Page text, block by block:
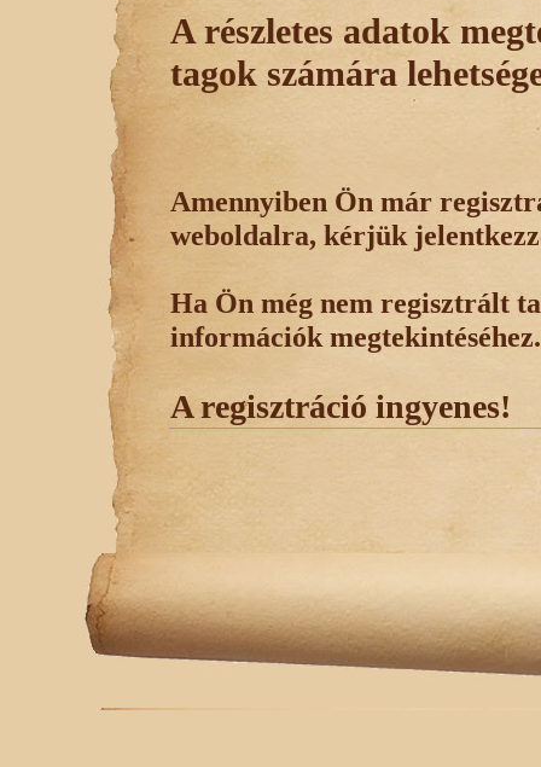
A részletes adatok
tagok számára
Amennyiben Ön már
weboldalra, kérjük
Ha Ön még nem regisztrált
információk megtekintéséhez.
A regisztráció ingyenes!